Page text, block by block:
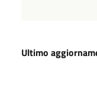
Ultimo